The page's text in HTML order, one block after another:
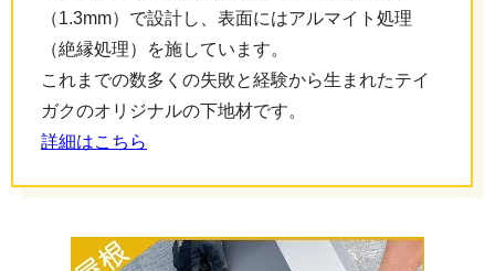
（1.3mm）で設計し、表面にはアルマイト処理
（絶縁処理）を施しています。
これまでの数多くの失敗と経験から生まれたテイ
ガクのオリジナルの下地材です。
詳細はこちら